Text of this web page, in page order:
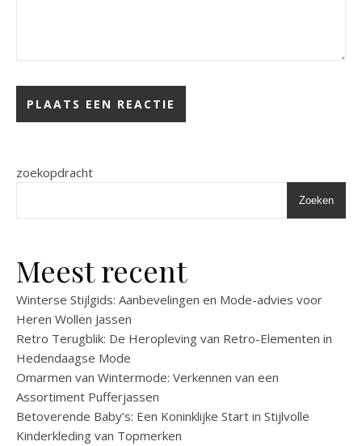
zoekopdracht
Zoeken
Meest recent
Winterse Stijlgids: Aanbevelingen en Mode-advies voor
Heren Wollen Jassen
Retro Terugblik: De Heropleving van Retro-Elementen in
Hedendaagse Mode
Omarmen van Wintermode: Verkennen van een
Assortiment Pufferjassen
Betoverende Baby’s: Een Koninklijke Start in Stijlvolle
Kinderkleding van Topmerken